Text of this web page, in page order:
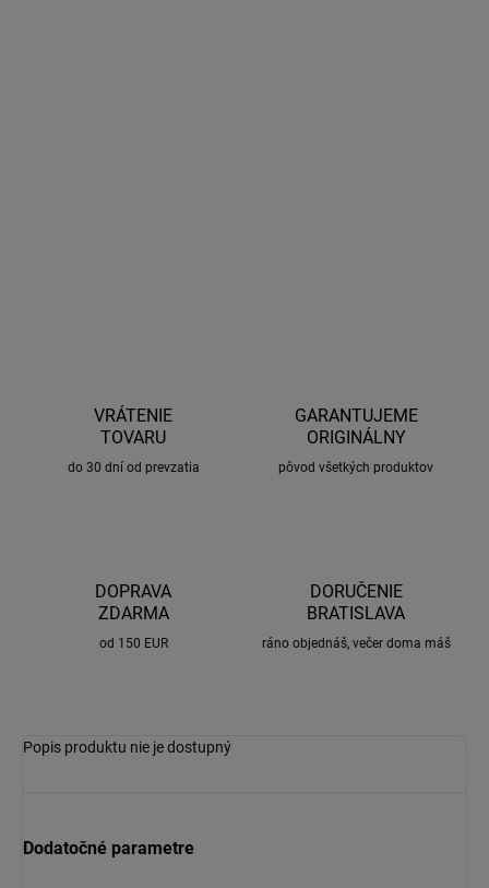
VRÁTENIE
TOVARU
do 30 dní od prevzatia
GARANTUJEME
ORIGINÁLNY
pôvod všetkých produktov
DOPRAVA
ZDARMA
od 150 EUR
DORUČENIE
BRATISLAVA
ráno objednáš, večer doma máš
Popis produktu nie je dostupný
Dodatočné parametre